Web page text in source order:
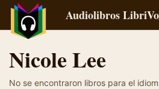
Audiolibros
Nicole Lee
No se encontraron libros para el